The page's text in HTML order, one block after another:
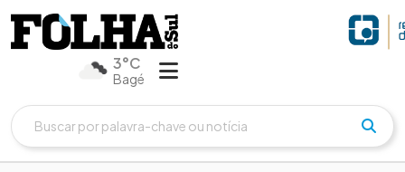
3°C
Bagé